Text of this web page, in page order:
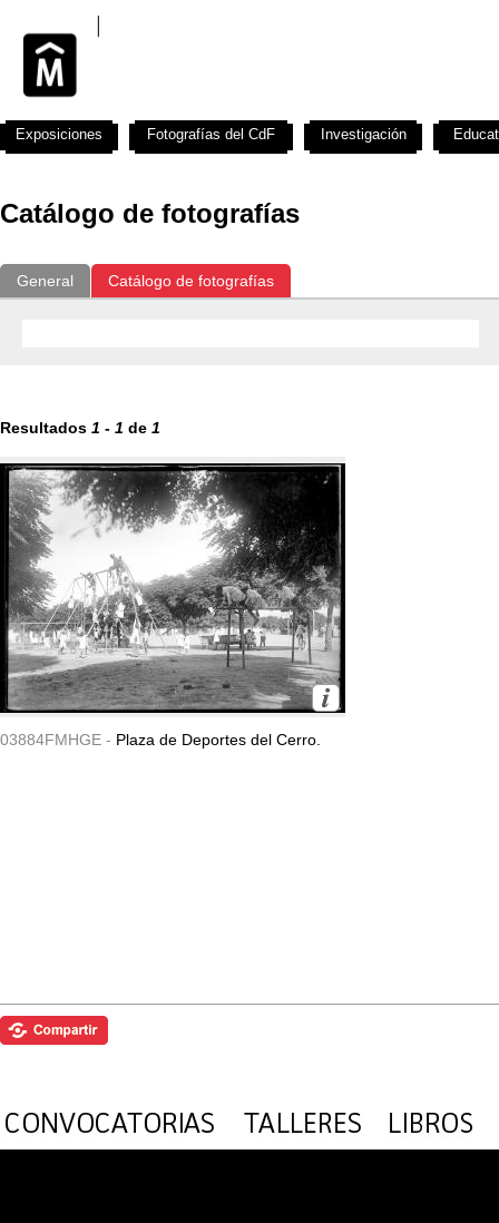
Catálogo de fotografías
General Catálogo de fotografías
Resultados 1 - 1 de 1
03884FMHGE - Plaza de Deportes del Cerro.
Exposiciones Fotografías del CdF Investigación